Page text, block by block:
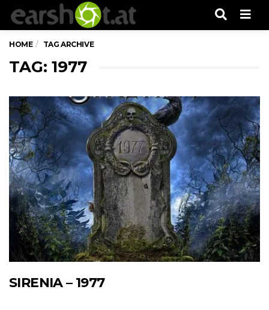
HOME TAG ARCHIVE
TAG: 1977
SIRENIA – 1977